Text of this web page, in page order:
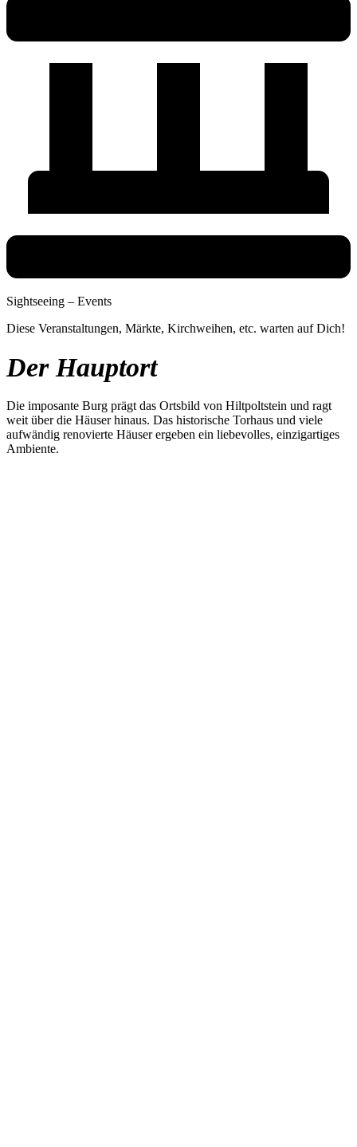
Sightseeing – Events
Diese Veranstaltungen, Märkte, Kirchweihen, etc. warten auf Dich!
Der Hauptort
Die imposante Burg prägt das Ortsbild von Hiltpoltstein und ragt
weit über die Häuser hinaus. Das historische Torhaus und viele
aufwändig renovierte Häuser ergeben ein liebevolles, einzigartiges
Ambiente.